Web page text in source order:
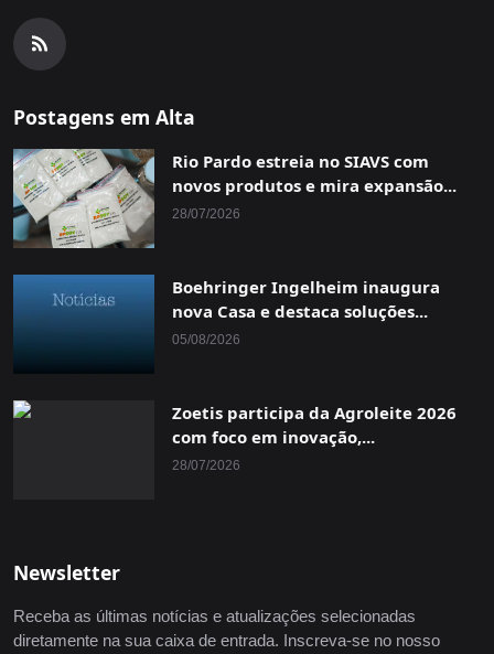
Postagens em Alta
Rio Pardo estreia no SIAVS com
novos produtos e mira expansão...
28/07/2026
Boehringer Ingelheim inaugura
nova Casa e destaca soluções...
05/08/2026
Zoetis participa da Agroleite 2026
com foco em inovação,...
28/07/2026
Newsletter
Receba as últimas notícias e atualizações selecionadas
diretamente na sua caixa de entrada. Inscreva-se no nosso